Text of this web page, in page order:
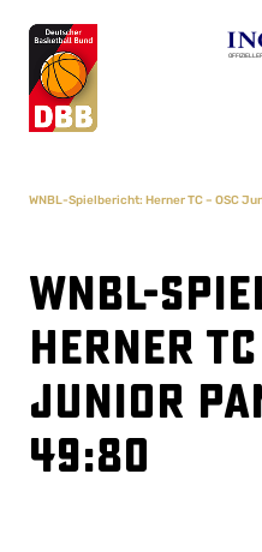
WNBL-Spielbericht: Herner TC – OSC
WNBL-
Herner TC
Junior
49:80